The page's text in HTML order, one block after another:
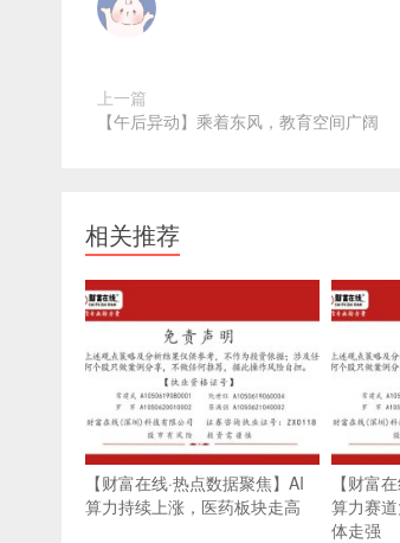
上一篇
【午后异动】乘着东风，教育空间广阔
相关推荐
【财富在线·热点数据聚焦】AI
算力持续上涨，医药板块走高
【财富
算力赛
体走强